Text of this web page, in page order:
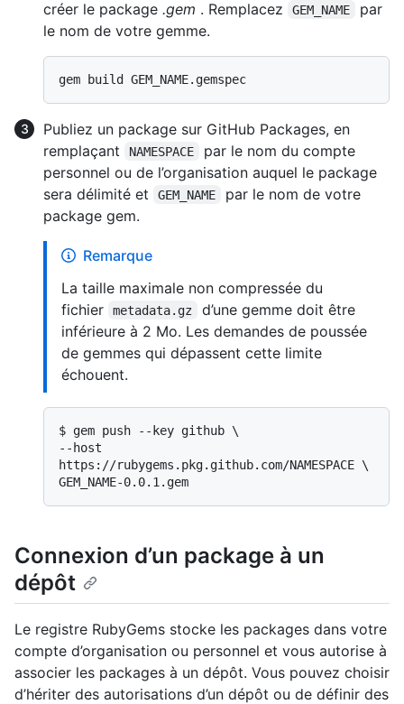
créer le package .gem . Remplacez GEM_NAME
par
le nom de votre gemme.
Publiez un package sur GitHub Packages, en
remplaçant
NAMESPACE
par le nom du compte
personnel ou de l’organisation auquel le package
sera délimité et
GEM_NAME
par le nom de votre
package gem.
Remarque
La taille maximale non compressée du
fichier
metadata.gz
d’une gemme doit être
inférieure à 2 Mo. Les demandes de poussée
de gemmes qui dépassent cette limite
échouent.
$ gem push --key github \
--host
https://rubygems.pkg.github.com/NAMESPACE \
GEM_NAME-0.0.1.gem
Connexion d’un package à un
dépôt
Le registre RubyGems stocke les packages dans votre
compte d’organisation ou personnel et vous autorise à
associer les packages à un dépôt. Vous pouvez choisir
d’hériter des autorisations d’un dépôt ou de définir des